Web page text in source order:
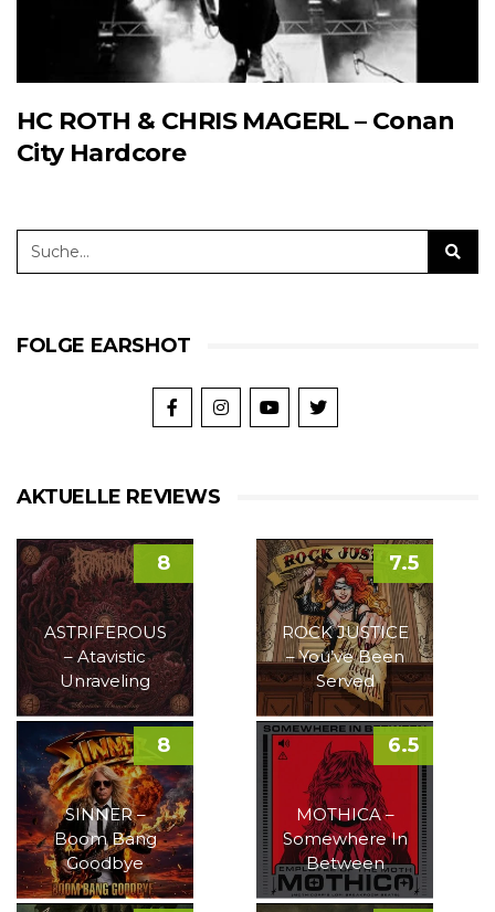
HC ROTH & CHRIS MAGERL – Conan
City Hardcore
FOLGE EARSHOT
AKTUELLE REVIEWS
ASTRIFEROUS
– Atavistic
Unraveling
8
ROCK JUSTICE
– You’ve Been
Served
7.5
SINNER –
Boom Bang
Goodbye
8
MOTHICA –
Somewhere In
Between
6.5